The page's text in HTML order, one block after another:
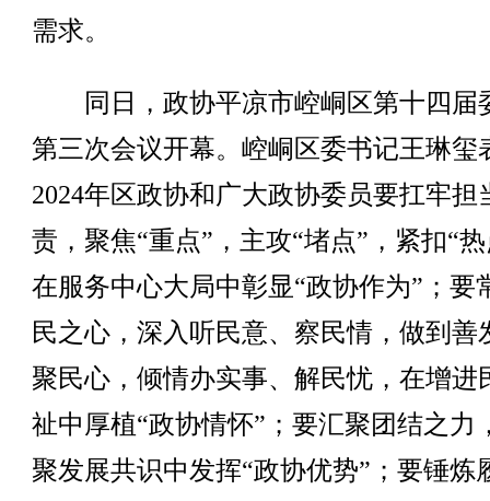
需求。
同日，政协平凉市崆峒区第十四届
第三次会议开幕。崆峒区委书记王琳玺
2024年区政协和广大政协委员要扛牢担
责，聚焦“重点”，主攻“堵点”，紧扣“
在服务中心大局中彰显“政协作为”；要
民之心，深入听民意、察民情，做到善
聚民心，倾情办实事、解民忧，在增进
祉中厚植“政协情怀”；要汇聚团结之力
聚发展共识中发挥“政协优势”；要锤炼